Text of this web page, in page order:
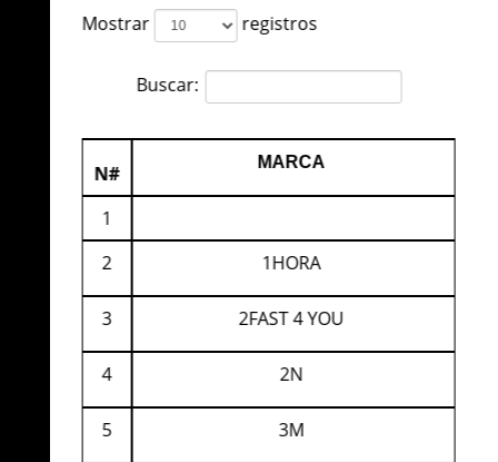
Mostrar
registros
Buscar:
N# MARCA
1
2
1HORA
3 2FAST 4 YOU
4 2N
5 3M